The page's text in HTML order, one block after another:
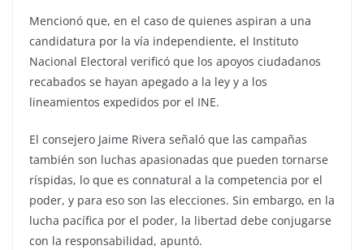
Mencionó que, en el caso de quienes aspiran a una
candidatura por la vía independiente, el Instituto
Nacional Electoral verificó que los apoyos ciudadanos
recabados se hayan apegado a la ley y a los
lineamientos expedidos por el INE.
El consejero Jaime Rivera señaló que las campañas
también son luchas apasionadas que pueden tornarse
ríspidas, lo que es connatural a la competencia por el
poder, y para eso son las elecciones. Sin embargo, en la
lucha pacífica por el poder, la libertad debe conjugarse
con la responsabilidad, apuntó.